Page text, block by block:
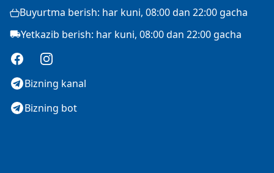
Buyurtma berish: har kuni, 08:00 dan 22:00 gacha
Yetkazib berish: har kuni, 08:00 dan 22:00 gacha
FacebookInstagram
Bizning kanal
Bizning bot